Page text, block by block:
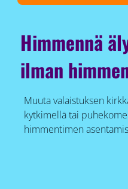
Himmennä
ilman
Muuta valaistuksen
kytkimellä tai
himmentimen